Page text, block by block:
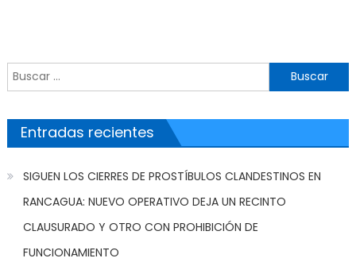
Buscar por:
Entradas recientes
SIGUEN LOS CIERRES DE PROSTÍBULOS CLANDESTINOS EN
RANCAGUA: NUEVO OPERATIVO DEJA UN RECINTO
CLAUSURADO Y OTRO CON PROHIBICIÓN DE
FUNCIONAMIENTO